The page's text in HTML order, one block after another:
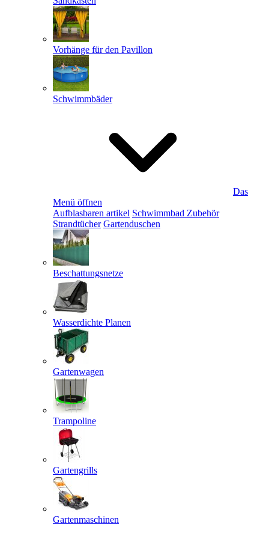
Vorhänge für den Pavillon
Schwimmbäder
Das
Menü öffnen
Aufblasbaren artikel Schwimmbad Zubehör
Strandtücher Gartenduschen
Beschattungsnetze
Wasserdichte Planen
Gartenwagen
Trampoline
Gartengrills
Gartenmaschinen